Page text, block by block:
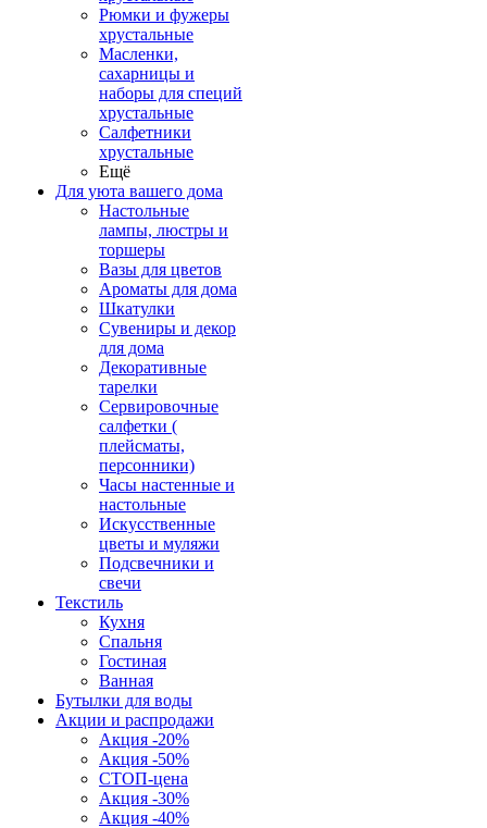
Рюмки и фужеры
хрустальные
Масленки,
сахарницы и
наборы для специй
хрустальные
Салфетники
хрустальные
Ещё
Для уюта вашего дома
Настольные
лампы, люстры и
торшеры
Вазы для цветов
Ароматы для дома
Шкатулки
Сувениры и декор
для дома
Декоративные
тарелки
Сервировочные
салфетки (
плейсматы,
персонники)
Часы настенные и
настольные
Искусственные
цветы и муляжи
Подсвечники и
свечи
Текстиль
Кухня
Спальня
Гостиная
Ванная
Бутылки для воды
Акции и распродажи
Акция -20%
Акция -50%
СТОП-цена
Акция -30%
Акция -40%